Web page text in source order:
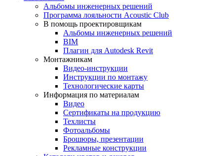
Альбомы инженерных решений
Программа лояльности Acoustic Club
В помощь проектировщикам
Альбомы инженерных решений
BIM
Плагин для Autodesk Revit
Монтажникам
Видео-инструкции
Инструкции по монтажу
Технологические карты
Информация по материалам
Видео
Сертификаты на продукцию
Техлисты
Фотоальбомы
Брошюры, презентации
Рекламные конструкции